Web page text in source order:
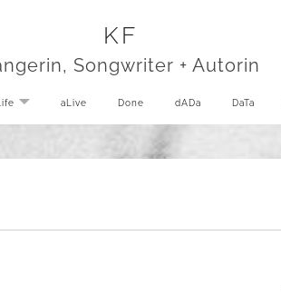
KF
Songwriter + Autorin
EXPAND SUBMENU
aLive Done dADa DaTa